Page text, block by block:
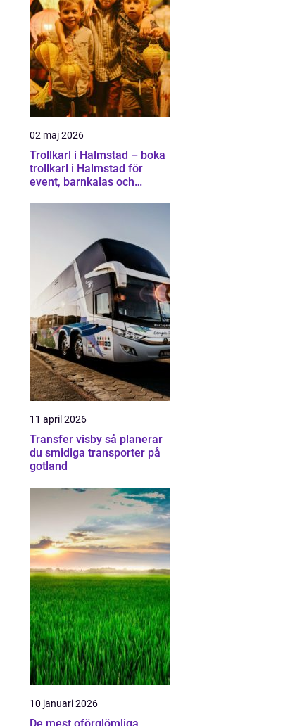
02 maj 2026
Trollkarl i Halmstad – boka
trollkarl i Halmstad för
event, barnkalas och
11 april 2026
Transfer visby så planerar
du smidiga transporter på
gotland
10 januari 2026